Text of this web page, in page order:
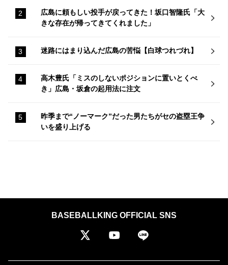
広島に頼もしい投手が戻ってきた！坂口智隆氏「大
きな存在が帰ってきてくれました」
迷路にはまり込んだ広島の苦悩【白球つれづれ】
高木豊氏「ミスのしないポジションに置いとくべ
き」広島・坂倉の起用法に注文
昨季まで“ノーマーク”だった男たちがセの盗塁王争
いを盛り上げる
BASEBALLKING OFFICIAL SNS